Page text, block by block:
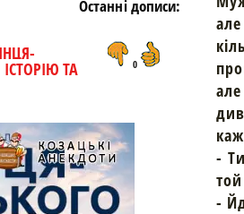
Останні дописи:
ТА 0
-
-